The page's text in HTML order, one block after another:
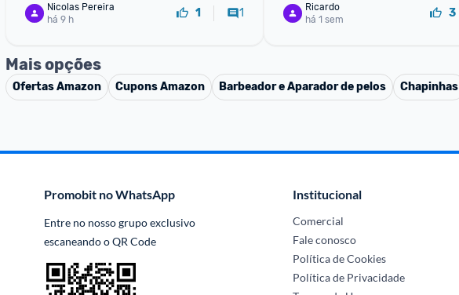
Nicolas Pereira
há 9 h
1 1
Ricardo
há 1 sem
3
Mais opções
OfertasAmazon CuponsAmazon Barbeador e Aparador de pelos Chapinhas
Promobit no WhatsApp
Entre no nosso grupo exclusivo
escaneando o QR Code
Institucional
Comercial
Fale conosco
Política de Cookies
Política de Privacidade